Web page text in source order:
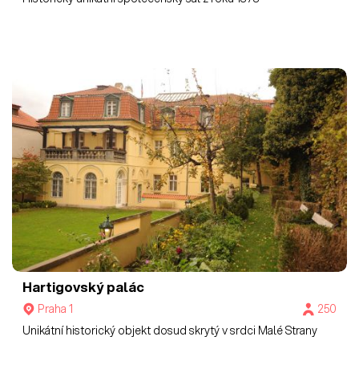
Hartigovský palác
Praha 1
250
Unikátní historický objekt dosud skrytý v srdci Malé Strany